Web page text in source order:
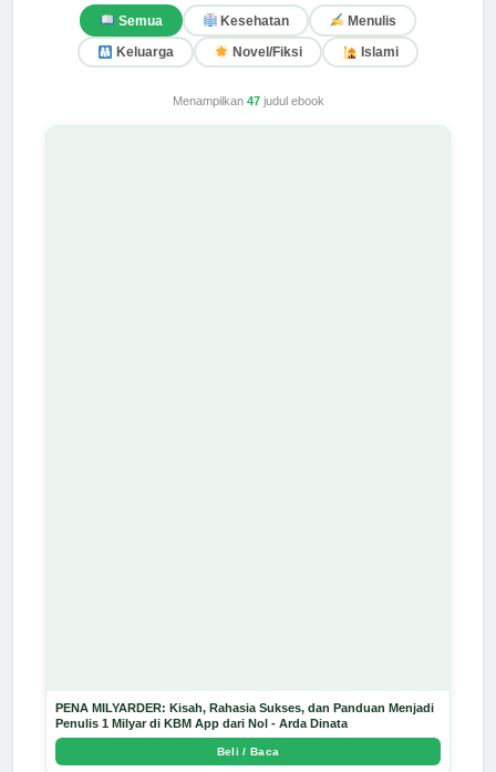
Semua Kesehatan Menulis
Keluarga Novel/Fiksi Islami
Menampilkan 47judul ebook
PENA MILYARDER: Kisah, Rahasia Sukses, dan Panduan Menjadi
Penulis 1 Milyar di KBM App dari Nol - Arda Dinata
Beli / Baca